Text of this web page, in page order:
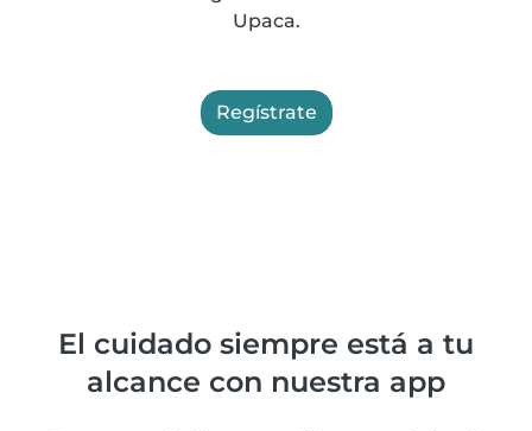
Upaca.
Regístrate
El cuidado siempre está a tu
alcance con nuestra app